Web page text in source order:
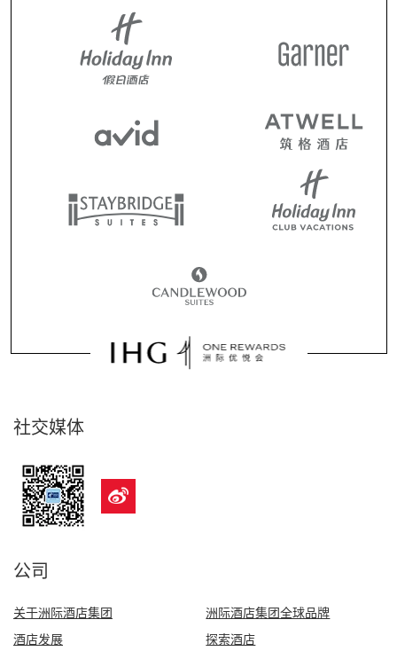
社交媒体
公司
关于洲际酒店集团
洲际酒店集团全球品牌
酒店发展
探索酒店